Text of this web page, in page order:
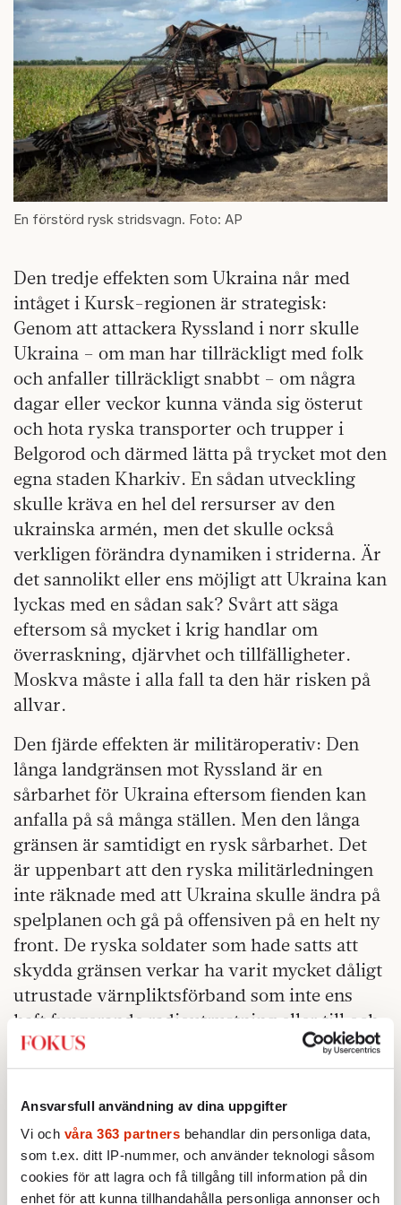
Ansvarsfull användning av dina uppgifter
Vi och våra 363 partners behandlar din personliga data,
som t.ex. ditt IP-nummer, och använder teknologi såsom
cookies för att lagra och få tillgång till information på din
enhet för att kunna tillhandahålla personliga annonser och
En förstörd rysk stridsvagn. Foto: AP
Den tredje effekten som Ukraina når med
intåget i Kursk-regionen är strategisk:
Genom att attackera Ryssland i norr skulle
Ukraina – om man har tillräckligt med folk
och anfaller tillräckligt snabbt – om några
dagar eller veckor kunna vända sig österut
och hota ryska transporter och trupper i
Belgorod och därmed lätta på trycket mot den
egna staden Kharkiv. En sådan utveckling
skulle kräva en hel del rersurser av den
ukrainska armén, men det skulle också
verkligen förändra dynamiken i striderna. Är
det sannolikt eller ens möjligt att Ukraina kan
lyckas med en sådan sak? Svårt att säga
eftersom så mycket i krig handlar om
överraskning, djärvhet och tillfälligheter.
Moskva måste i alla fall ta den här risken på
allvar.
Den fjärde effekten är militäroperativ: Den
långa landgränsen mot Ryssland är en
sårbarhet för Ukraina eftersom fienden kan
anfalla på så många ställen. Men den långa
gränsen är samtidigt en rysk sårbarhet. Det
är uppenbart att den ryska militärledningen
inte räknade med att Ukraina skulle ändra på
spelplanen och gå på offensiven på en helt ny
front. De ryska soldater som hade satts att
skydda gränsen verkar ha varit mycket dåligt
utrustade värnpliktsförband som inte ens
haft fungerande radioutrustning eller till och
med vapen. Om det är så illa ställt med
gränstrupperna i Kursks län så är det
invasion tvingar Ryssland att avdela resurser
från fronten i öster till Kursk och Belgorod i
norr. Man måste flytta manskap, materiel och
uppmärksamhet – resurser som Ryssland har